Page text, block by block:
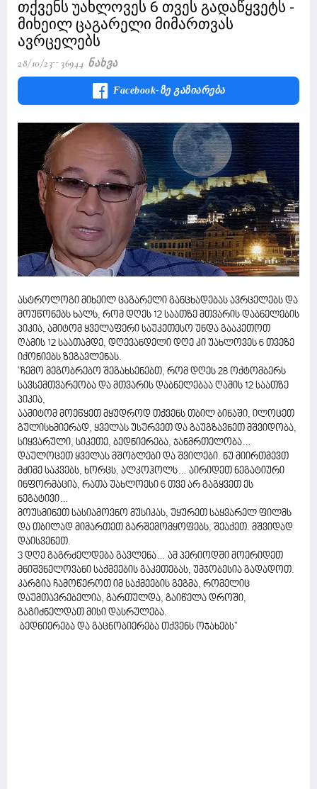
თქვენს უახლოვეს 6 თვეს გადაწყვეტს -
მიხეილ ცაგარელი მიმართვას
ავრცელებს
28/10/23 36944 Ნახვა
Facebook-Ზე Გაზიარება
ასტროლოგი მიხეილ ცაგარელი განცხადებას ავრცელებს და
მოუწონებს ხალს, რომ დღეს 12 საათზე მთვარის დაბნელების
პიკია, ამიტომ ყველაფერი საუკეთესო უნდა გააკეთოთ
ღამის 12 საათამდე, დღევანდელი დღე კი უახლოვეს 6 თვეზე
იქონიებს ზეგავლენას.
"ჩემო მეგობრებო შეგახსენებთ, რომ დღეს 28 ოქტომბერს
სავსემთვარეობა და მთვარის დაბნელებაა ღამის 12 საათზე
პიკია,
აამიტომ მოეწყეთ მყუდროდ თქვენს თბილ ბინაში, ილოცეთ
გულისხმიერად, ყველას უსურვეთ და გაუგზავნეთ მშვიდობა,
სიყვარული, სიკეთე, ბედნიერება, ჯანმრთელობა…
დაულოცეთ ყველას მშობლები და შვილები. ნუ მიირთმევთ
მძიმე საკვებს, ხორცს, ალკოჰოლს… აირიდეთ ნეგატიური
ინფორმაცია, რათა უახლოესი 6 თვე არ გაგყვეთ ეს
ნეგატივი…
მოუსმინეთ სასიამოვნო მუსიკას, უყურეთ საყვარელ ფილმს
და თბილად მიმართეთ გარშემომყოფებს, შეაქეთ. მშვიდად
დაისვენეთ.
3 დღე გაგრძელდება გავლენა… ამ პერიოდში მოერიდეთ
მნიშვნელოვანი საქმეების გაკეთებას, უმჯობესია გადადოთ.
კარგია ჩამოწეროთ იმ საქმეების გეგმა, რომელიც
დაუმთავრებელია, გართულდა, გაიწელა დროში,
გაგიძნელდათ მისი დასრულება.
ბედნიერება და გაცნობიერება თქვენს ოჯახებს"